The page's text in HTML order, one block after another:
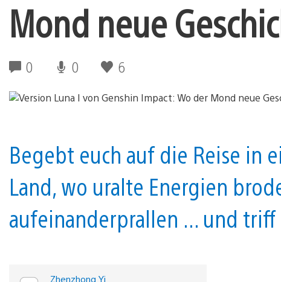
Mond neue
0 0 6
Begebt euch auf die Reise in
Land, wo uralte Energien
aufeinanderprallen ... und triff
Zhenzhong Yi